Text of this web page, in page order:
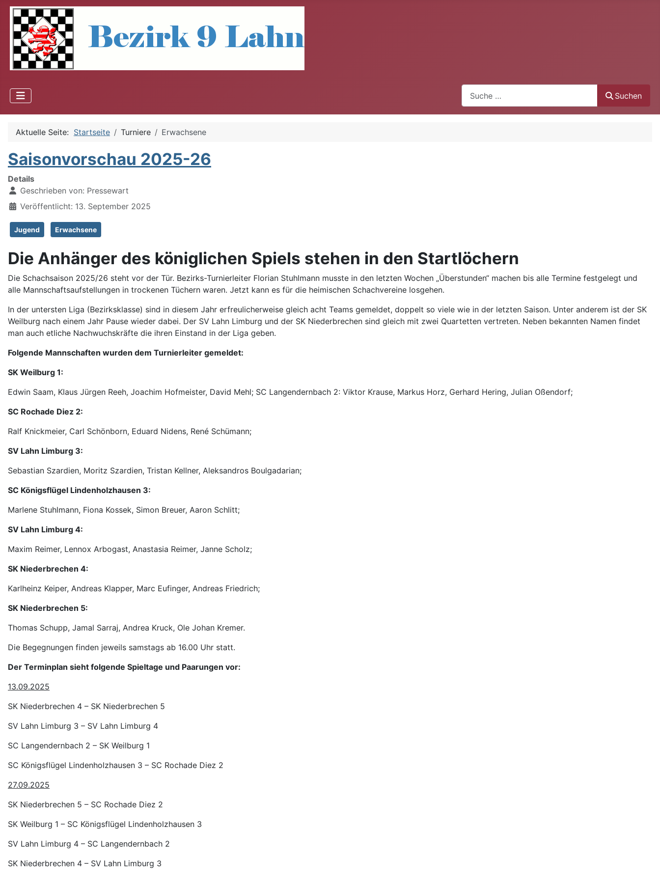
Suchen
Aktuelle Seite: Startseite Turniere Erwachsene
Saisonvorschau 2025-26
Details
Geschrieben von: Pressewart
Veröffentlicht: 13. September 2025
Jugend Erwachsene
Die Anhänger des königlichen Spiels stehen in den Startlöchern
Die Schachsaison 2025/26 steht vor der Tür. Bezirks-Turnierleiter Florian Stuhlmann musste in den letzten Wochen „Überstunden“ machen bis alle Termine festgelegt und
alle Mannschaftsaufstellungen in trockenen Tüchern waren. Jetzt kann es für die heimischen Schachvereine losgehen.
In der untersten Liga (Bezirksklasse) sind in diesem Jahr erfreulicherweise gleich acht Teams gemeldet, doppelt so viele wie in der letzten Saison. Unter anderem ist der SK
Weilburg nach einem Jahr Pause wieder dabei. Der SV Lahn Limburg und der SK Niederbrechen sind gleich mit zwei Quartetten vertreten. Neben bekannten Namen findet
man auch etliche Nachwuchskräfte die ihren Einstand in der Liga geben.
Folgende Mannschaften wurden dem Turnierleiter gemeldet:
SK Weilburg 1:
Edwin Saam, Klaus Jürgen Reeh, Joachim Hofmeister, David Mehl; SC Langendernbach 2: Viktor Krause, Markus Horz, Gerhard Hering, Julian Oßendorf;
SC Rochade Diez 2:
Ralf Knickmeier, Carl Schönborn, Eduard Nidens, René Schümann;
SV Lahn Limburg 3:
Sebastian Szardien, Moritz Szardien, Tristan Kellner, Aleksandros Boulgadarian;
SC Königsflügel Lindenholzhausen 3:
Marlene Stuhlmann, Fiona Kossek, Simon Breuer, Aaron Schlitt;
SV Lahn Limburg 4:
Maxim Reimer, Lennox Arbogast, Anastasia Reimer, Janne Scholz;
SK Niederbrechen 4:
Karlheinz Keiper, Andreas Klapper, Marc Eufinger, Andreas Friedrich;
SK Niederbrechen 5:
Thomas Schupp, Jamal Sarraj, Andrea Kruck, Ole Johan Kremer.
Die Begegnungen finden jeweils samstags ab 16.00 Uhr statt.
Der Terminplan sieht folgende Spieltage und Paarungen vor:
13.09.2025
SK Niederbrechen 4 – SK Niederbrechen 5
SV Lahn Limburg 3 – SV Lahn Limburg 4
SC Langendernbach 2 – SK Weilburg 1
SC Königsflügel Lindenholzhausen 3 – SC Rochade Diez 2
27.09.2025
SK Niederbrechen 5 – SC Rochade Diez 2
SK Weilburg 1 – SC Königsflügel Lindenholzhausen 3
SV Lahn Limburg 4 – SC Langendernbach 2
SK Niederbrechen 4 – SV Lahn Limburg 3